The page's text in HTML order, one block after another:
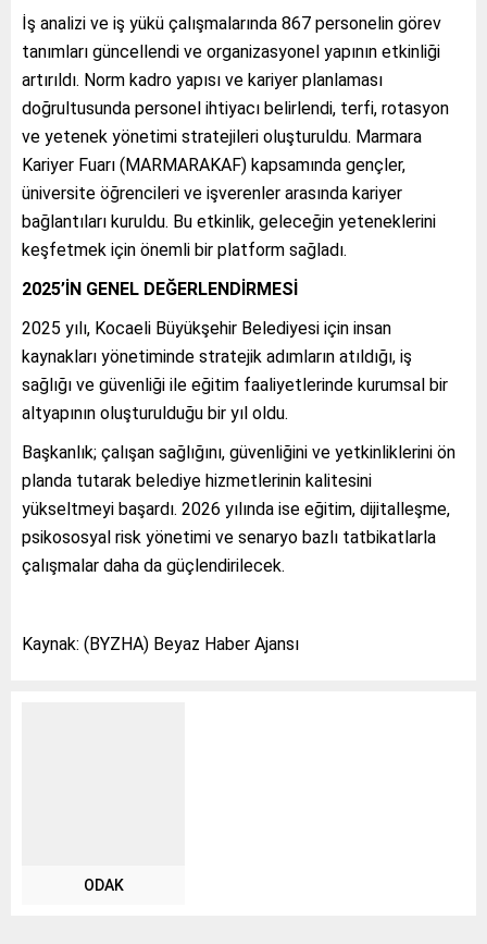
İş analizi ve iş yükü çalışmalarında 867 personelin görev
tanımları güncellendi ve organizasyonel yapının etkinliği
artırıldı. Norm kadro yapısı ve kariyer planlaması
doğrultusunda personel ihtiyacı belirlendi, terfi, rotasyon
ve yetenek yönetimi stratejileri oluşturuldu. Marmara
Kariyer Fuarı (MARMARAKAF) kapsamında gençler,
üniversite öğrencileri ve işverenler arasında kariyer
bağlantıları kuruldu. Bu etkinlik, geleceğin yeteneklerini
keşfetmek için önemli bir platform sağladı.
2025’İN GENEL DEĞERLENDİRMESİ
2025 yılı, Kocaeli Büyükşehir Belediyesi için insan
kaynakları yönetiminde stratejik adımların atıldığı, iş
sağlığı ve güvenliği ile eğitim faaliyetlerinde kurumsal bir
altyapının oluşturulduğu bir yıl oldu.
Başkanlık; çalışan sağlığını, güvenliğini ve yetkinliklerini ön
planda tutarak belediye hizmetlerinin kalitesini
yükseltmeyi başardı. 2026 yılında ise eğitim, dijitalleşme,
psikososyal risk yönetimi ve senaryo bazlı tatbikatlarla
çalışmalar daha da güçlendirilecek.
Kaynak: (BYZHA) Beyaz Haber Ajansı
ODAK